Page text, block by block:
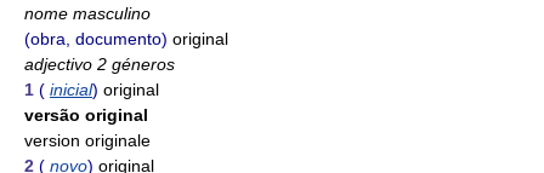
nome masculino
(obra, documento) original
adjectivo 2 géneros
1 ( inicial) original
versão original
version originale
2 ( novo) original